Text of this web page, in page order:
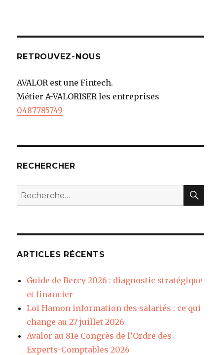
RETROUVEZ-NOUS
AVALOR est une Fintech.
Métier A-VALORISER les entreprises
0487785749
RECHERCHER
Recherche
pour
ARTICLES RÉCENTS
Guide de Bercy 2026 : diagnostic stratégique
et financier
Loi Hamon information des salariés : ce qui
change au 27 juillet 2026
Avalor au 81e Congrès de l’Ordre des
Experts-Comptables 2026